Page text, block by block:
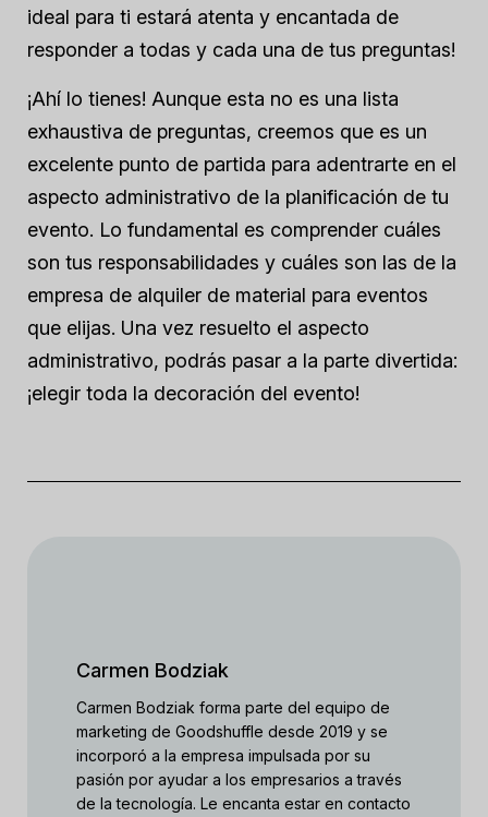
ideal para ti estará atenta y encantada de
responder a todas y cada una de tus preguntas!
¡Ahí lo tienes! Aunque esta no es una lista
exhaustiva de preguntas, creemos que es un
excelente punto de partida para adentrarte en el
aspecto administrativo de la planificación de tu
evento. Lo fundamental es comprender cuáles
son tus responsabilidades y cuáles son las de la
empresa de alquiler de material para eventos
que elijas. Una vez resuelto el aspecto
administrativo, podrás pasar a la parte divertida:
¡elegir toda la decoración del evento!
Carmen Bodziak
Carmen Bodziak forma parte del equipo de
marketing de Goodshuffle desde 2019 y se
incorporó a la empresa impulsada por su
pasión por ayudar a los empresarios a través
de la tecnología. Le encanta estar en contacto